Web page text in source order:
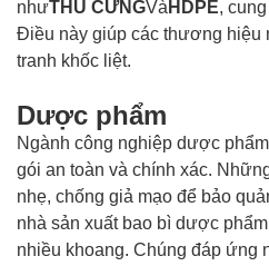
nhưTHÚ CƯNGVà HDPE,
Điều này giúp các thương hiệu
tranh khốc liệt.
Dược phẩm
Ngành công nghiệp dược
gói an toàn và chính xác.
nhẹ, chống giả mạo để bảo
nhà sản xuất bao bì dược
nhiều khoang. Chúng đáp ứng